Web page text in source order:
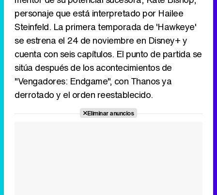
Canción ganadora de Eurovisión 2026: DARA con "Bangaranga" por Bulgaria
personaje que está interpretado por Hailee
Steinfeld. La primera temporada de 'Hawkeye'
se estrena el 24 de noviembre en Disney+ y
cuenta con seis capítulos. El punto de partida se
sitúa después de los acontecimientos de
"Vengadores: Endgame", con Thanos ya
derrotado y el orden reestablecido.
Eliminar anuncios